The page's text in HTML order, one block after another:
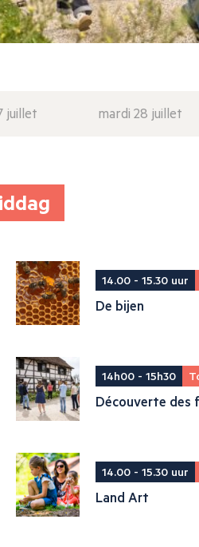
juillet mardi 28 juillet
14.00 - 15.30 uur
De bijen
14h00 - 15h30
Découverte des
14.00 - 15.30 uur
Land Art